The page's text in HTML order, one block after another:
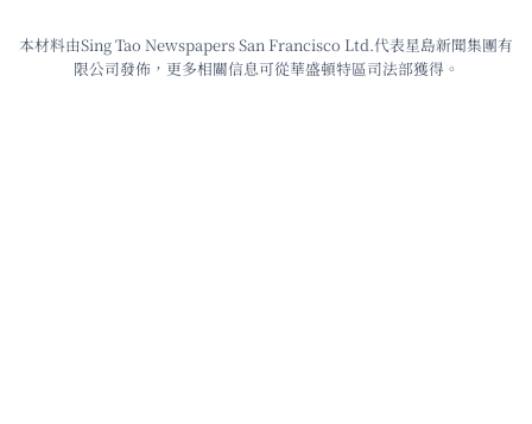
本材料由Sing Tao Newspapers San Francisco Ltd.代表星島新聞集團有
限公司發佈，更多相關信息可從華盛頓特區司法部獲得。